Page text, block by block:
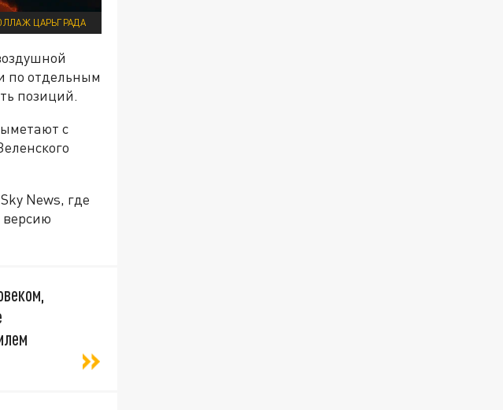
ЦАРЬГРАДА
по отдельным
позиций.
с
News, где
версию